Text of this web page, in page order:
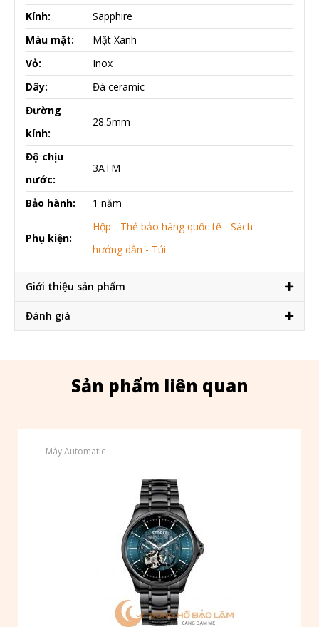
Kính:
Sapphire
Màu mặt:
Mặt Xanh
Vỏ:
Inox
Dây:
Đá ceramic
Đường
kính:
28.5mm
Độ chịu
nước:
3ATM
Bảo hành: 1 năm
Phụ kiện:
Hộp - Thẻ bảo hàng quốc tế - Sách
hướng dẫn - Túi
Giới thiệu sản phẩm
Đánh giá
Sản phẩm liên quan
- Máy Automatic -